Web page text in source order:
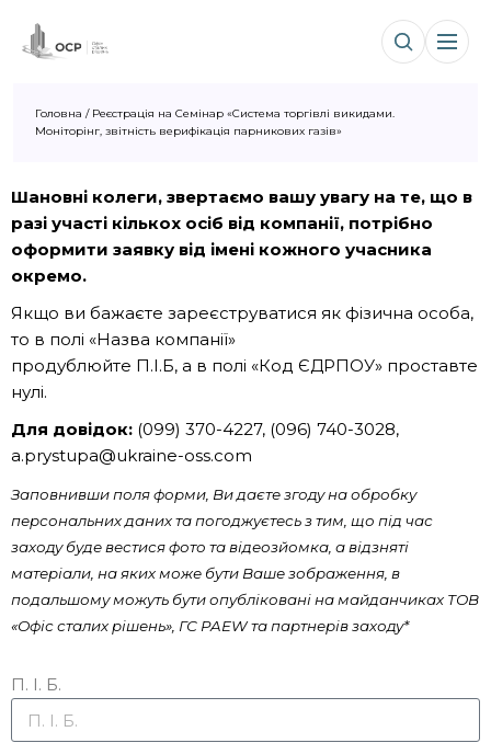
Головна / Реєстрація на Семінар «Система торгівлі викидами.
Моніторінг, звітність верифікація парникових газів»
Шановні колеги, звертаємо вашу увагу на те, що в
разі участі кількох осіб від компанії, потрібно
оформити заявку від імені кожного учасника
окремо.
Якщо ви бажаєте зареєструватися як фізична особа,
то в полі «Назва компанії»
продублюйте П.І.Б, а в полі «Код ЄДРПОУ» проставте
нулі.
Для довідок: (099) 370-4227, (096) 740-3028,
a.prystupa@ukraine-oss.com
Заповнивши поля форми, Ви даєте згоду на обробку
персональних даних та погоджуєтесь з тим, що під час
заходу буде вестися фото та відеозйомка, а відзняті
матеріали, на яких може бути Ваше зображення, в
подальшому можуть бути опубліковані на майданчиках ТОВ
«Офіс сталих рішень», ГС PAEW та партнерів заходу*
П. І. Б.